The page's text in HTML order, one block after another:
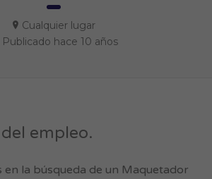
Cualquier lugar
Publicado hace 10 años
empleo.
en la búsqueda de un Maquetador